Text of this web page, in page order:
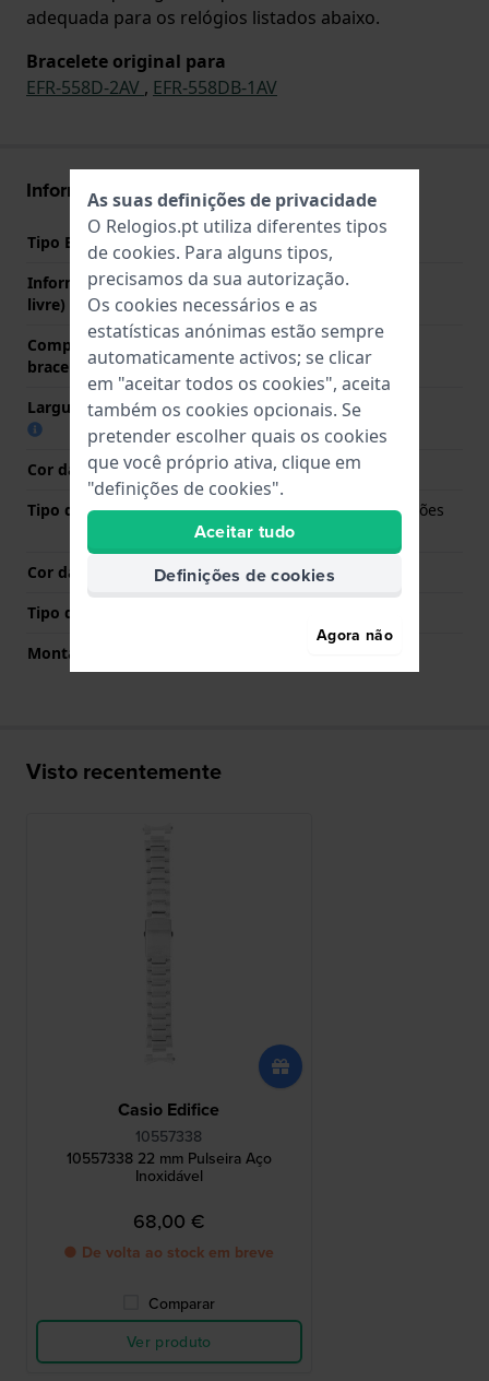
adequada para os relógios listados abaixo.
Bracelete original para
EFR-558D-2AV , EFR-558DB-1AV
Informações bracelete
Tipo Bracelete
Aço inoxidável
Informação extra (texto
livre)
Stainless Steel Bracelet
Comprimento do pino (da
bracelete)
22 mm
Largura das extremidades 22 mm
Cor da bracelete
Prata
Tipo de Fecho
Fivela dobrável com botões
de pressão
Cor da fivela
Prata
Tipo de montagem
Montagem Reta
Visto recentemente
Casio Edifice
10557338
10557338 22 mm Pulseira Aço
Inoxidável
68,00 €
● De volta ao stock em breve
Comparar
Ver produto
As suas definições de privacidade
O Relogios.pt utiliza diferentes tipos
de cookies. Para alguns tipos,
precisamos da sua autorização.
Os cookies necessários e as
estatísticas anónimas estão sempre
automaticamente activos; se clicar
em "aceitar todos os cookies", aceita
também os cookies opcionais. Se
pretender escolher quais os cookies
que você próprio ativa, clique em
"definições de cookies".
Aceitar tudo
Definições de cookies
Agora não